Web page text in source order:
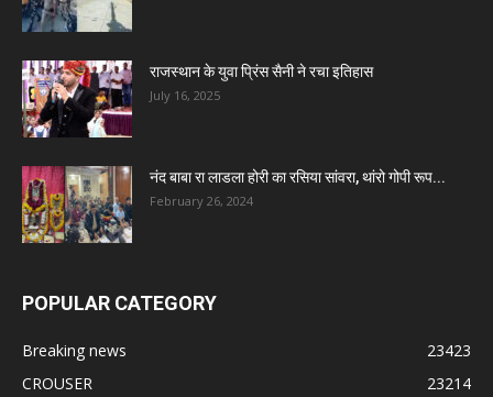
राजस्थान के युवा प्रिंस सैनी ने रचा इतिहास
July 16, 2025
नंद बाबा रा लाडला होरी का रसिया सांवरा, थांरो गोपी रूप...
February 26, 2024
POPULAR CATEGORY
Breaking news
23423
CROUSER
23214